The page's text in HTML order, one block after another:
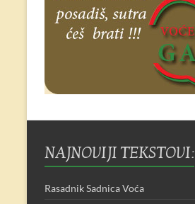
NAJNOVIJI TEKSTOVI:
Rasadnik Sadnica Voća